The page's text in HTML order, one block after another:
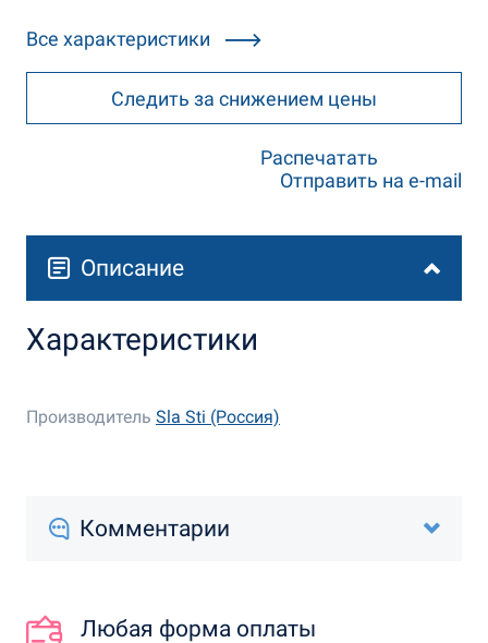
Все характеристики
Следить за снижением цены
Распечатать
Отправить на e-mail
Описание
Характеристики
Производитель Sla Sti (Россия)
Комментарии
Любая форма оплаты